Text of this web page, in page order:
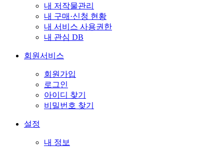
내 저작물관리
내 구매·신청 현황
내 서비스 사용권한
내 관심 DB
회원서비스
회원가입
로그인
아이디 찾기
비밀번호 찾기
설정
내 정보